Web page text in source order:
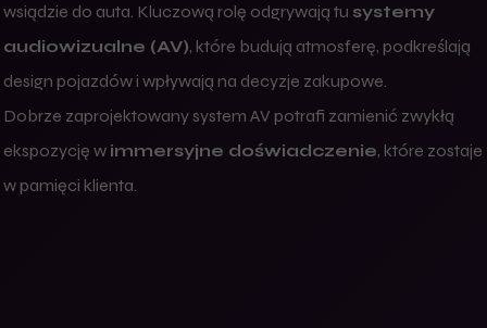
wsiądzie do auta. Kluczową rolę odgrywają tu systemy
audiowizualne (AV), które budują atmosferę, podkreślają
design pojazdów i wpływają na decyzje zakupowe.
Dobrze zaprojektowany system AV potrafi zamienić zwykłą
ekspozycję w immersyjne doświadczenie, które zostaje
w pamięci klienta.